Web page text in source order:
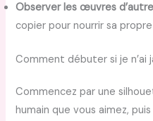
Observer les œuvres
copier pour nourrir sa
Comment débuter si je n’ai
Commencez par une
humain que vous aimez,